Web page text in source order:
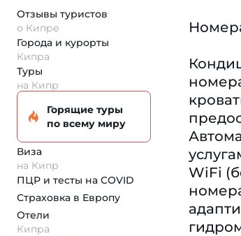
Отзывы туристов
о Кипре
Города и курорты
Кипра
Туры
на Кипр
Горящие туры
по всему миру
Виза
на Кипр
ПЦР и тесты на COVID
Страховка в Европу
Отели
Кипра
WiFi